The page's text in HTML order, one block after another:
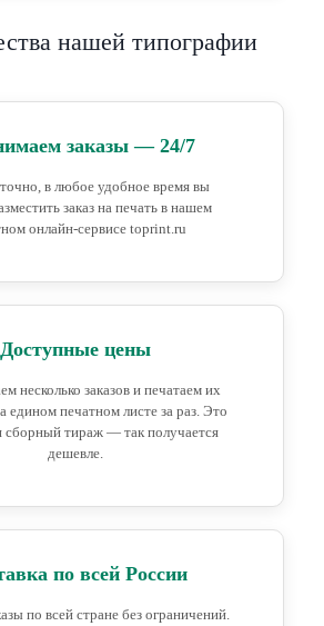
нашей типографии
заказы — 24/7
в любое удобное время вы
заказ на печать в нашем
онлайн-сервисе toprint.ru
Доступные цены
несколько заказов и печатаем их
едином печатном листе за раз. Это
сборный тираж — так получается
дешевле.
по всей России
по всей стране без ограничений.